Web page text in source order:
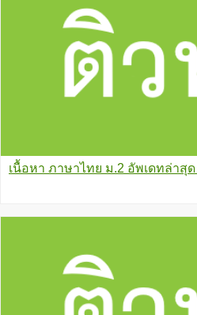
เนื้อหา ภาษาไทย ม.2 อัพเดทล่าสุ